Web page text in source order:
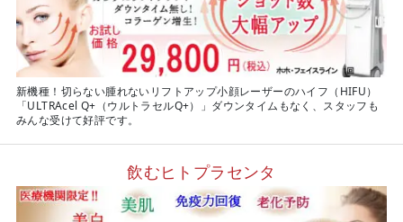
新機種！切らない腫れないリフトアップ小顔レーザーのハイフ（HIFU）
「ULTRAcel Q+（ウルトラセルQ+）」ダウンタイムもなく、スタッフも
みんな受けて好評です。
飲むヒトプラセンタ